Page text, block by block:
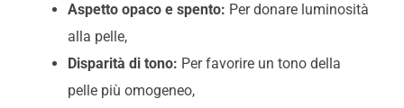
Aspetto opaco e spento: Per donare luminosità
alla pelle,
Disparità di tono: Per favorire un tono della
pelle più omogeneo,